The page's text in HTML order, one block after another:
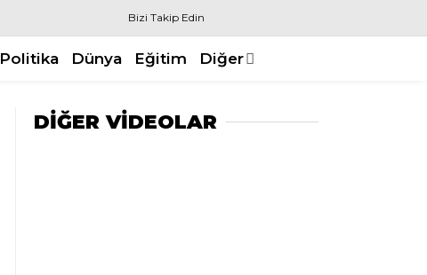
Bizi Takip Edin
Politika Dünya Eğitim Diğer
DİĞER VİDEOLAR